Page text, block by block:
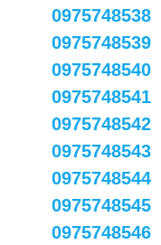
0975748538
0975748539
0975748540
0975748541
0975748542
0975748543
0975748544
0975748545
0975748546